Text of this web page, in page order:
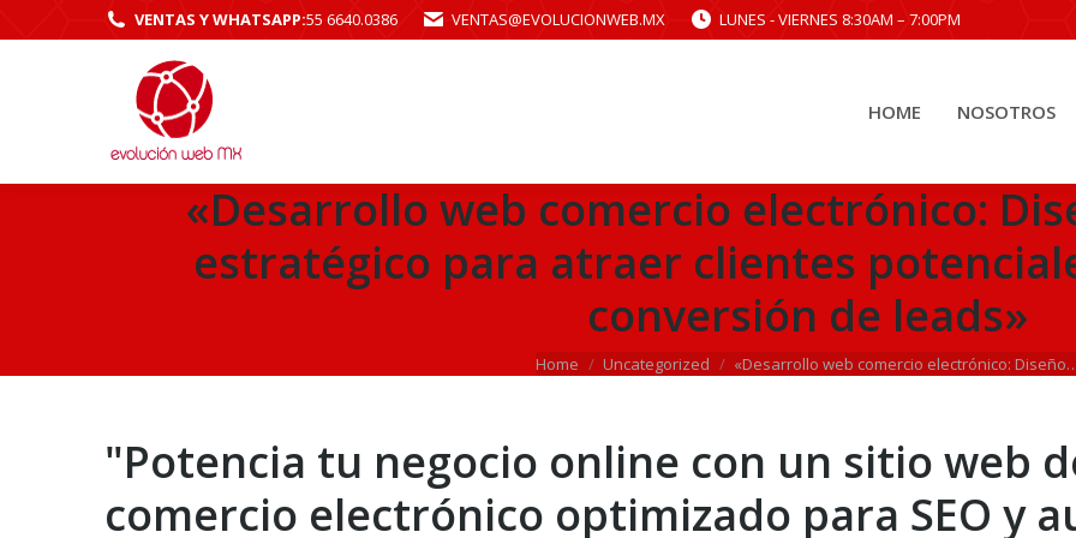
VENTAS Y WHATSAPP:55 6640.0386 VENTAS@EVOLUCIONWEB.MX LUNES - VIERNES 8:30AM – 7:00PM
HOME NOSOTROS
«Desarrollo web comercio electrónico:
estratégico para atraer clientes
conversión de leads»
You are here:
Home Uncategorized «Desarrollo web comercio electrónico:
"Potencia tu negocio online con un sitio web
comercio electrónico optimizado para SEO y
HOME NOSOTROS